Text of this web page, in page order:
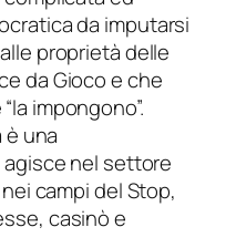
da imputarsi
proprietà delle
da Gioco e che
impongono”.
una
nel settore
campi del Stop,
casinò e